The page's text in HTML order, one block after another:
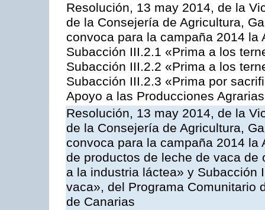
Resolución, 13 may 2014, de la
de la Consejería de Agricultura,
convoca para la campaña 2014
Subacción III.2.1 «Prima a los
Subacción III.2.2 «Prima a los
Subacción III.2.3 «Prima por
Apoyo a las Producciones
Resolución, 13 may 2014, de la
de la Consejería de Agricultura,
convoca para la campaña 2014
de productos de leche de vaca
a la industria láctea» y Subacción
vaca», del Programa Comunitario
de Canarias